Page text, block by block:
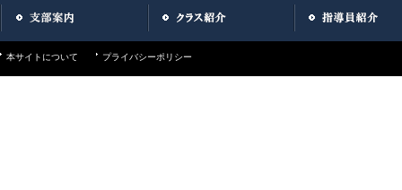
本サイトについて プライバシーポリシー